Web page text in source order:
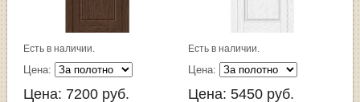
Есть в наличии.
Цена:
Цена: 7200 руб.
Есть в наличии.
Цена:
Цена: 5450 руб.